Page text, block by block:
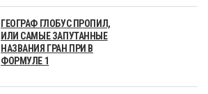
ГЕОГРАФ ГЛОБУС ПРОПИЛ,
ИЛИ САМЫЕ ЗАПУТАННЫЕ
НАЗВАНИЯ ГРАН ПРИ В
ФОРМУЛЕ 1